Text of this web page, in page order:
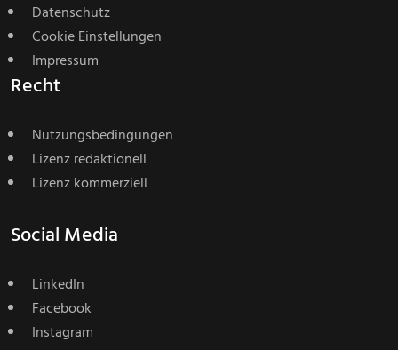
Datenschutz
Cookie Einstellungen
Impressum
Recht
Nutzungsbedingungen
Lizenz redaktionell
Lizenz kommerziell
Social Media
LinkedIn
Facebook
Instagram